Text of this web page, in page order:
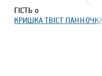
ГІСТЬ о
КРИШКА ТВІСТ